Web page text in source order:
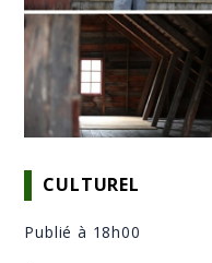
CULTUREL
Publié à 18h00